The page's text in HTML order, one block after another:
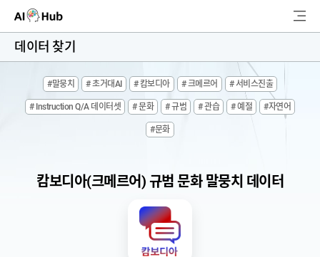
AI-Hub
AI 허브소개
색
데이터 찾기
#말뭉치 # 초거대AI # 캄보디아 # 크메르어 # 서비스진출
# Instruction Q/A 데이터셋 # 문화 # 규범 # 관습 # 예절 #자연어
#문화
캄보디아(크메르어) 규범 문화 말뭉치 데이터